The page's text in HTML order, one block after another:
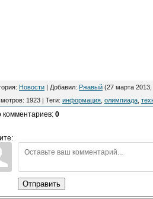
: Новости | Добавил: Ржавый (27 марта 2013,
: 1923 | Теги: информация олимпиада
комментариев: 0
Отправить